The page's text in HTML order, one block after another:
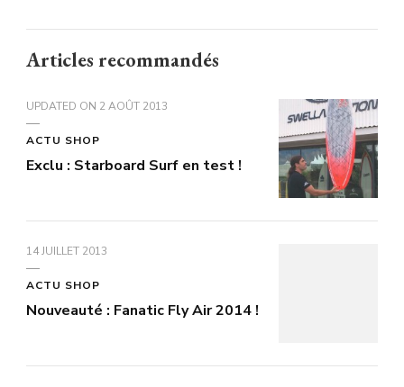
Articles recommandés
UPDATED ON 2 AOÛT 2013
ACTU SHOP
Exclu : Starboard Surf en test !
14 JUILLET 2013
ACTU SHOP
Nouveauté : Fanatic Fly Air 2014 !